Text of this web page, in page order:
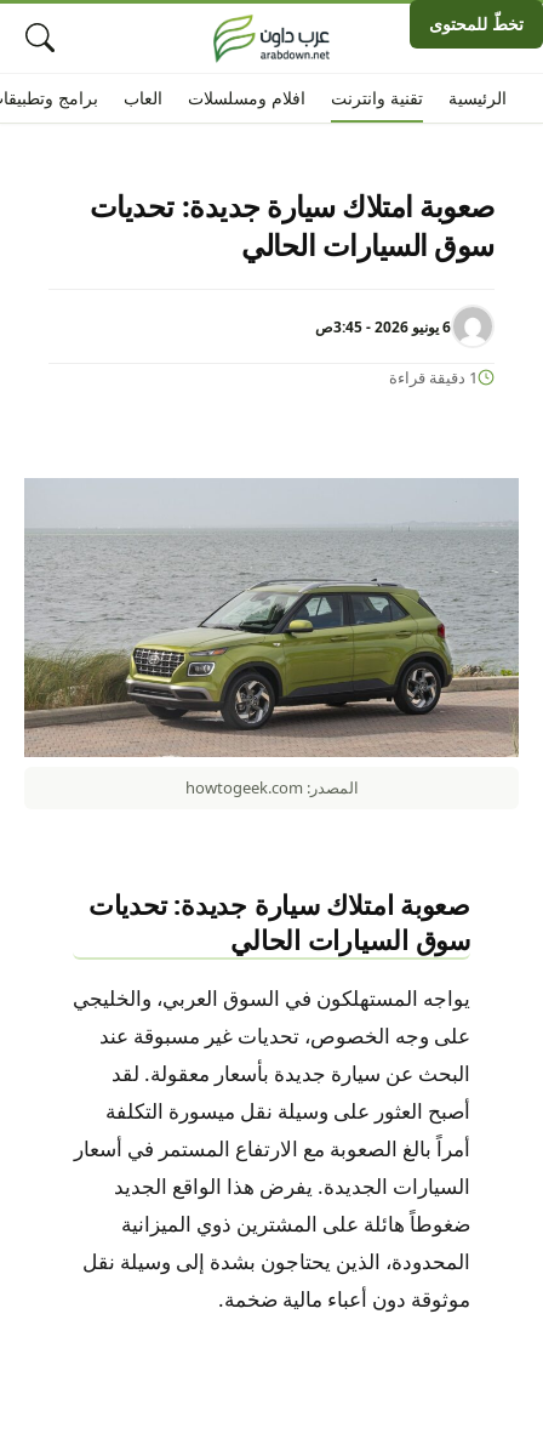
تخطّ للمحتوى
الرئيسية افلام ومسلسلات تقنية وانترنت العاب برامج
صعوبة امتلاك سيارة جديدة: تحديات
سوق السيارات الحالي
6 يونيو 2026 - 3:45ص
1 دقيقة قراءة
المصدر: howtogeek.com
صعوبة امتلاك سيارة جديدة: تحديات
سوق السيارات الحالي
يواجه المستهلكون في السوق العربي، والخليجي
على وجه الخصوص، تحديات غير مسبوقة عند
البحث عن سيارة جديدة بأسعار معقولة. لقد
أصبح العثور على وسيلة نقل ميسورة التكلفة
أمراً بالغ الصعوبة مع الارتفاع المستمر في أسعار
السيارات الجديدة. يفرض هذا الواقع الجديد
ضغوطاً هائلة على المشترين ذوي الميزانية
المحدودة، الذين يحتاجون بشدة إلى وسيلة نقل
موثوقة دون أعباء مالية ضخمة.